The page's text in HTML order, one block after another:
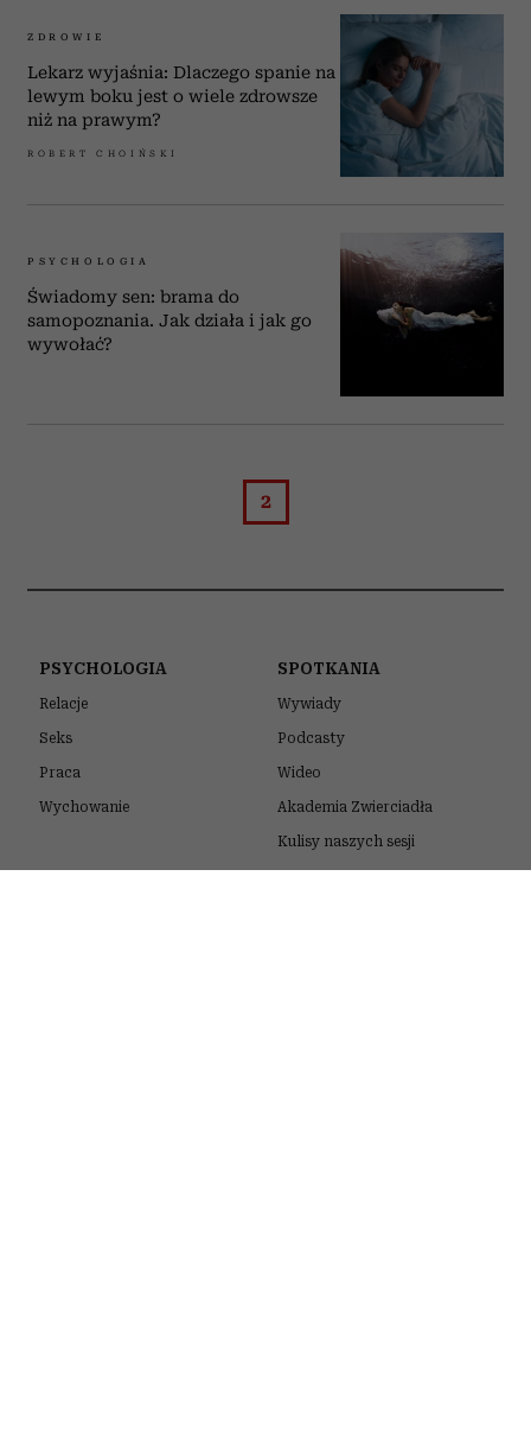
ZDROWIE
Lekarz wyjaśnia: Dlaczego spanie na
lewym boku jest o wiele zdrowsze
niż na prawym?
ROBERT CHOIŃSKI
PSYCHOLOGIA
Świadomy sen: brama do
samopoznania. Jak działa i jak go
wywołać?
2
PSYCHOLOGIA
Relacje
Seks
Praca
Wychowanie
SPOTKANIA
Wywiady
Podcasty
Wideo
Akademia Zwierciadła
Kulisy naszych sesji